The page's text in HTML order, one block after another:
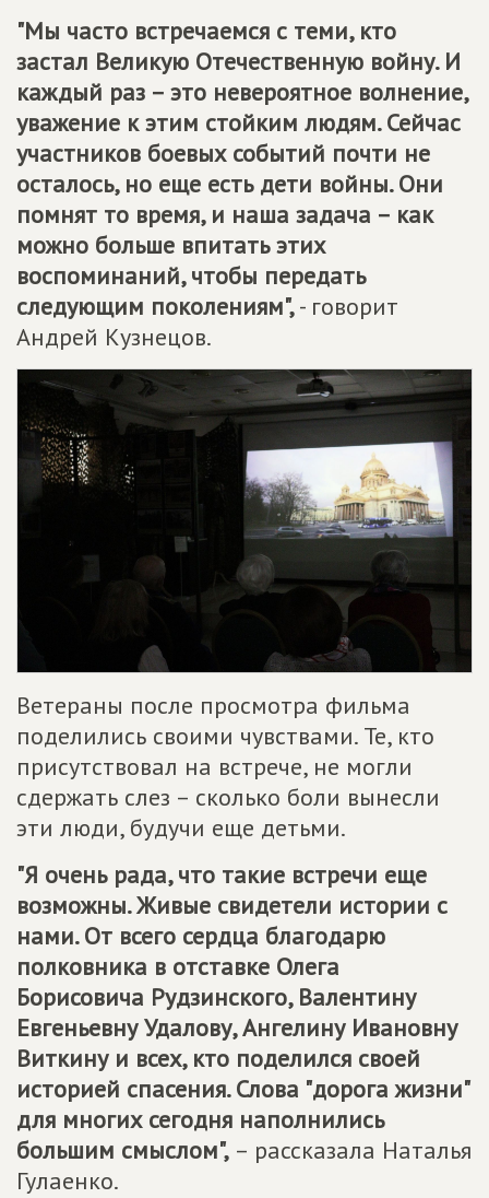
"Мы часто встречаемся с теми, кто
застал Великую Отечественную войну. И
каждый раз – это невероятное волнение,
уважение к этим стойким людям. Сейчас
участников боевых событий почти не
осталось, но еще есть дети войны. Они
помнят то время, и наша задача – как
можно больше впитать этих
воспоминаний, чтобы передать
следующим поколениям",- говорит
Андрей Кузнецов.
Ветераны после просмотра фильма
поделились своими чувствами. Те, кто
присутствовал на встрече, не могли
сдержать слез – сколько боли вынесли
эти люди, будучи еще детьми.
"Я очень рада, что такие встречи еще
возможны. Живые свидетели истории с
нами. От всего сердца благодарю
полковника в отставке Олега
Борисовича Рудзинского, Валентину
Евгеньевну Удалову, Ангелину Ивановну
Виткину и всех, кто поделился своей
историей спасения. Слова "дорога жизни"
для многих сегодня наполнились
большим смыслом", – рассказала Наталья
Гулаенко.